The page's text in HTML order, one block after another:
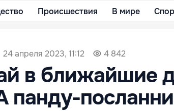
Происшествия В мире
24 апреля 2023, 11:12 4 842
в ближайшие